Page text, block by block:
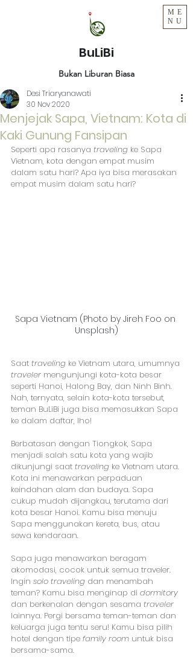
ME
NU
BuLiBi
Bukan Liburan Biasa
Menjejak Sapa, Vietnam: Kota di
Kaki Gunung Fansipan
Desi Triaryanawati
30 Nov 2020
Seperti apa rasanya traveling ke Sapa
Vietnam, kota dengan empat musim
dalam satu hari? Apa iya bisa merasakan
empat musim dalam satu hari?
Sapa Vietnam (Photo by Jireh Foo on
Unsplash)
Saat traveling ke Vietnam utara, umumnya
traveler mengunjungi kota-kota besar
seperti Hanoi, Halong Bay, dan Ninh Binh.
Nah, ternyata, selain kota-kota tersebut,
teman BuLiBi juga bisa memasukkan Sapa
ke dalam daftar, lho!
Berbatasan dengan Tiongkok, Sapa
menjadi salah satu kota yang wajib
dikunjungi saat traveling ke Vietnam utara.
Kota ini menawarkan perpaduan
keindahan alam dan budaya. Sapa
cukup mudah dijangkau, terutama dari
kota besar Hanoi. Kamu bisa menuju
Sapa menggunakan kereta, bus, atau
sewa kendaraan.
Sapa juga menawarkan beragam
akomodasi, cocok untuk semua traveler.
Ingin solo traveling dan menambah
teman? Kamu bisa menginap di dormitory
dan berkenalan dengan sesama traveler
lainnya. Pergi bersama teman-teman dan
keluarga juga tentu seru! Kamu bisa pilih
hotel dengan tipe family room untuk bisa
bersama-sama.